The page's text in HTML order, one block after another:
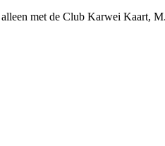
met de Club Karwei Kaart,